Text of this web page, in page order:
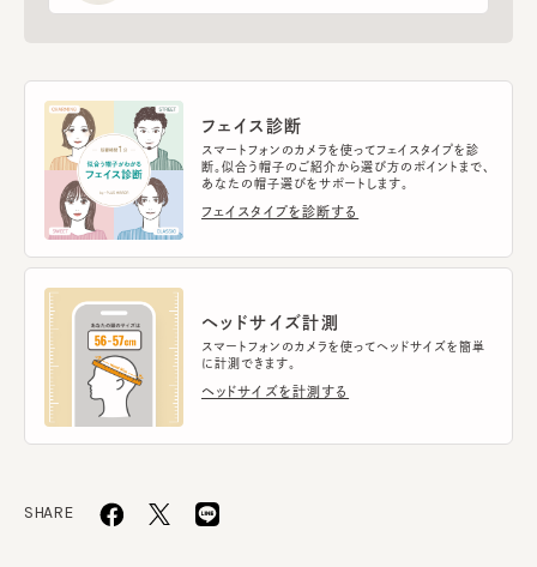
フェイス診断
スマートフォンのカメラを使ってフェイスタイプを診
断。似合う帽子のご紹介から選び方のポイントまで、
あなたの帽子選びをサポートします。
フェイスタイプを診断する
ヘッドサイズ計測
スマートフォンのカメラを使ってヘッドサイズを簡単
に計測できます。
ヘッドサイズを計測する
SHARE